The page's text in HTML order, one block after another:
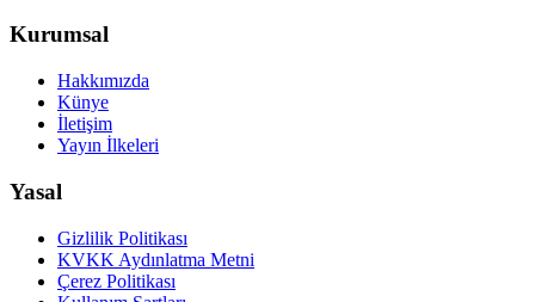
Kurumsal
Hakkımızda
Künye
İletişim
Yayın İlkeleri
Yasal
Gizlilik Politikası
KVKK Aydınlatma Metni
Çerez Politikası